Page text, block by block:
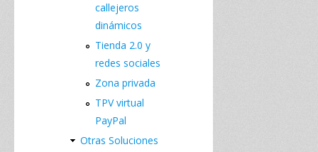
callejeros
dinámicos
Tienda 2.0 y
redes sociales
Zona privada
TPV virtual
PayPal
Otras Soluciones